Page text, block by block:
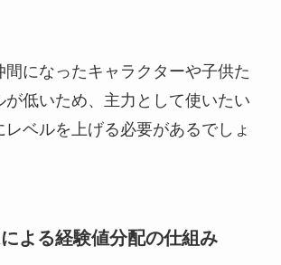
間になったキャラクターや子供た
が低いため、主力として使いたい
ベルを上げる必要があるでしょ
よる経験値分配の仕組み